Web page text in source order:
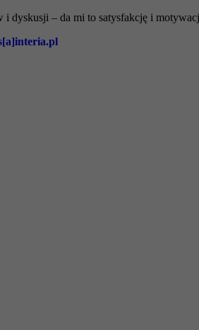
dyskusji – da mi to satysfakcję i